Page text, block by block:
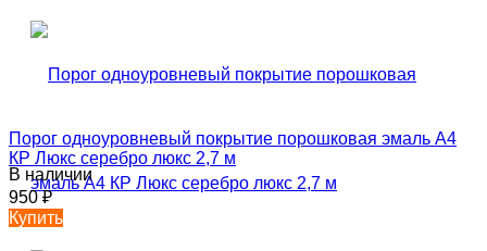
Порог одноуровневый покрытие порошковая эмаль А4
КР Люкс серебро люкс 2,7 м
В наличии
950₽
Купить